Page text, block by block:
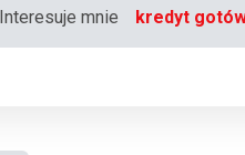
Interesuje mnie kredyt